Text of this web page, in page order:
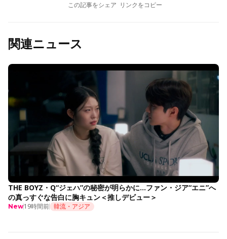
この記事をシェア リンクをコピー
関連ニュース
THE BOYZ・Q“ジェハ”の秘密が明らかに…ファン・ジア“エニ”へ
の真っすぐな告白に胸キュン＜推しデビュー＞
New19時間前 韓流・アジア